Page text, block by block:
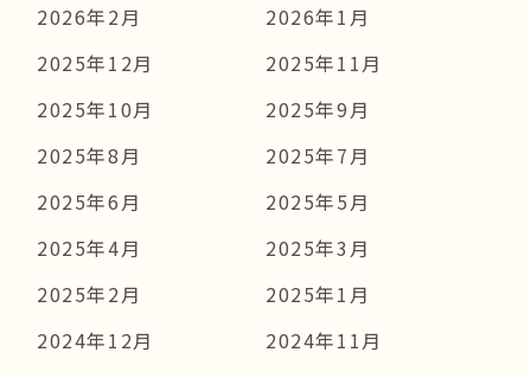
2026年2月
2026年1月
2025年12月
2025年11月
2025年10月
2025年9月
2025年8月
2025年7月
2025年6月
2025年5月
2025年4月
2025年3月
2025年2月
2025年1月
2024年12月
2024年11月